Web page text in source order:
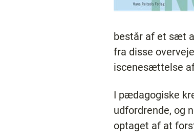
består af et sæt
fra disse
iscenesættelse
I pædagogiske
udfordrende, og
optaget af at